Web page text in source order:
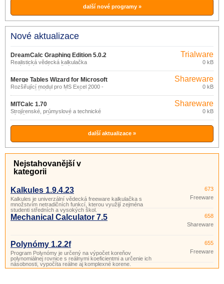
další nové programy »
Nové aktualizace
DreamCalc Graphing Edition 5.0.2
Realistická vědecká kalkulačka
nabízející rozsáhlou škálu
matematických, vědeckých a
statistických funkcí, 80 typů konverzi
mezi jednotkami, přes 630 hodnot
fyzikálních konstant, tisk grafického
průběhu libovolných funkcí a další.
Trialware
0 kB
Merge Tables Wizard for Microsoft
Excel 3.3.11
Rozšiřující modul pro MS Excel 2000 -
2013 umožňující rychlé sloučení dat ze
dvou tabulek do jedné, dle shody hodnot
ve vybraných sloupcích.
Shareware
0 kB
MITCalc 1.70
Strojírenské, průmyslové a technické
výpočty pro každodenní praxi.
Shareware
0 kB
další aktualizace »
Nejstahovanější v
kategorii
Kalkules 1.9.4.23
Kalkules je univerzální vědecká freeware kalkulačka s
množstvím netradičních funkcí, kterou využijí zejména
studenti středních a vysokých škol.
673
Freeware
Mechanical Calculator 7.5
658
Shareware
Polynómy 1.2.2f
Program Polynómy je určený na výpočet koreňov
polynomiálnej rovnice s reálnymi koeficientmi a určenie ich
násobnosti, vypočíta reálne aj komplexné korene.
655
Freeware